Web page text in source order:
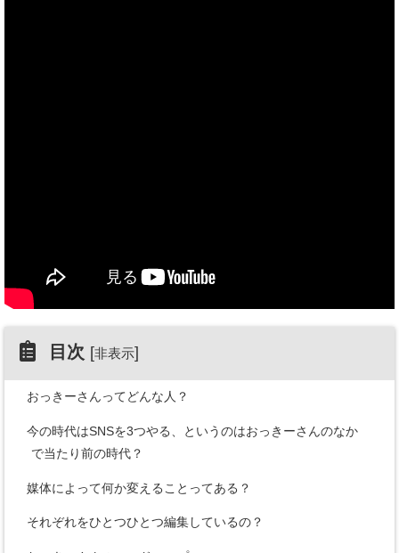
目次 [非表示]
おっきーさんってどんな人？
今の時代はSNSを3つやる、というのはおっきーさんのなか
で当たり前の時代？
媒体によって何か変えることってある？
それぞれをひとつひとつ編集しているの？